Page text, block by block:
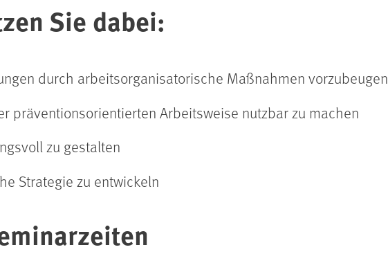
Sie dabei:
durch arbeitsorganisatorische Maßnahmen vorzubeugen
präventionsorientierten Arbeitsweise nutzbar zu machen
zu gestalten
Strategie zu entwickeln